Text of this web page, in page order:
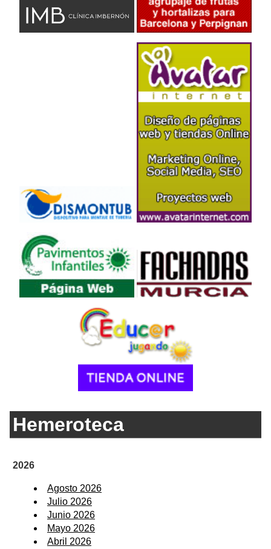
Hemeroteca
2026
Agosto 2026
Julio 2026
Junio 2026
Mayo 2026
Abril 2026